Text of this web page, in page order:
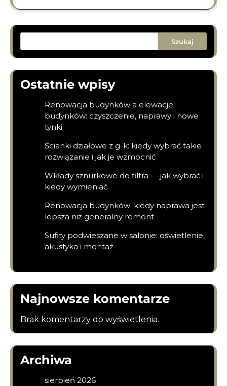
Szukaj
Ostatnie wpisy
Renowacja budynków a elewacje
budynków: czyszczenie, naprawy i nowe
tynki
Ścianki działowe z g-k: kiedy wybrać takie
rozwiązanie i jak je wzmocnić
Wkłady sznurkowe do filtra — jak wybrać i
kiedy wymieniać
Renowacja budynków: kiedy naprawa jest
lepsza niż generalny remont
Sufity podwieszane w salonie: oświetlenie,
akustyka i montaż
Najnowsze komentarze
Brak komentarzy do wyświetlenia.
Archiwa
sierpień 2026